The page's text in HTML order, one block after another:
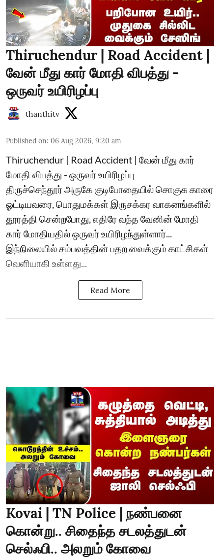
Thiruchendur | Road Accident |
வேன் மீது கார் மோதி விபத்து -
ஒருவர் உயிரிழப்பு
thanthitv
Published on: 06 Aug 2026, 9:20 am
Thiruchendur | Road Accident | வேன் மீது கார்
மோதி விபத்து - ஒருவர் உயிரிழப்பு
திருச்செந்தூர் அருகே குடிபோதையில் சொகுசு காரை
ஓட்டியவரை, பொதுமக்கள் இருசக்கர வாகனங்களில்
தூரத்தி சென்றபோது, எதிரே வந்த வேனின் மோதி
கார் மோதியதில் ஒருவர் உயிரிழந்துள்ளார்...
இந்நிலையில் சம்பவத்தின் பதற வைக்கும் காட்சிகள்
வெளியாகி உள்ளது...
Read More
Kovai | TN Police | நண்பனை
கொன்று.. சிதைந்த சடலத்துடன்
செல்ஃபி.. அலறும் கோவை